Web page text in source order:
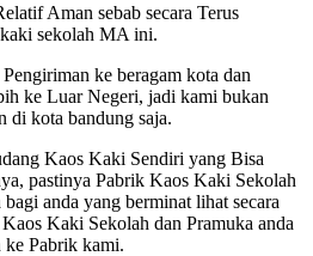
Aman sebab secara Terus
sekolah MA ini.
ke beragam kota dan
ke Luar Negeri, jadi kami bukan
di kota bandung saja.
Kaos Kaki Sendiri yang Bisa
pastinya Pabrik Kaos Kaki Sekolah
anda yang berminat lihat secara
Kaki Sekolah dan Pramuka anda
ke Pabrik kami.